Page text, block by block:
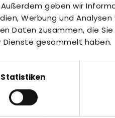
geben wir
Werbung und Analysen
Daten zusammen, die Sie
gesammelt haben.
Statistiken
hat daher eine andere Farbe)
niedrigen Rebound, eine 3d-